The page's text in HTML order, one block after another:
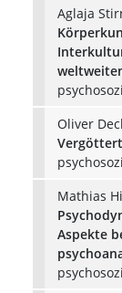
Aglaja
Oliver
Mathias
Aspekte